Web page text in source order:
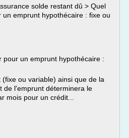
solde restant dû > Quel
emprunt hypothécaire : fixe ou
pour un emprunt hypothécaire :
ou variable) ainsi que de la
de l'emprunt déterminera le
mois pour un crédit...